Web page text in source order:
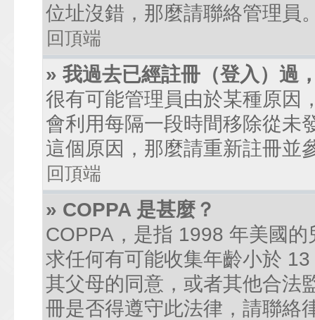
位址沒錯，那麼請聯絡管理員
回頂端
» 我過去已經註冊（登入）過
很有可能管理員由於某種原因
會利用每隔一段時間移除從未
這個原因，那麼請重新註冊並
回頂端
» COPPA 是甚麼？
COPPA，是指 1998 年美國
求任何有可能收集年齡小於
其父母的同意，或者其他合法
冊是否得遵守此法律，請聯絡